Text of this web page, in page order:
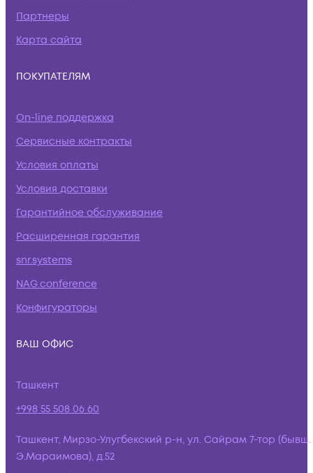
Партнеры
Карта сайта
ПОКУПАТЕЛЯМ
On-line поддержка
Сервисные контракты
Условия оплаты
Условия доставки
Гарантийное обслуживание
Расширенная гарантия
snr.systems
NAG.conference
Конфигураторы
ВАШ ОФИС
Ташкент
+998 55 508 06 60
Ташкент, Мирзо-Улугбекский р-н, ул. Сайрам 7-тор (бывш.
Э.Мараимова), д.52